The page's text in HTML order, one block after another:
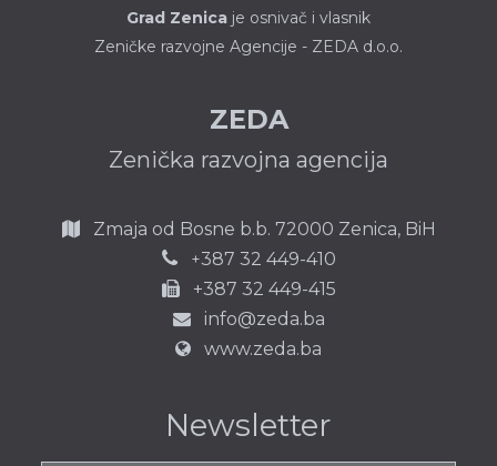
Grad Zenica je osnivač i vlasnik
Zeničke razvojne Agencije - ZEDA d.o.o.
ZEDA
Zenička razvojna agencija
Zmaja od Bosne b.b. 72000 Zenica, BiH
+387 32 449-410
+387 32 449-415
info@zeda.ba
www.zeda.ba
Newsletter